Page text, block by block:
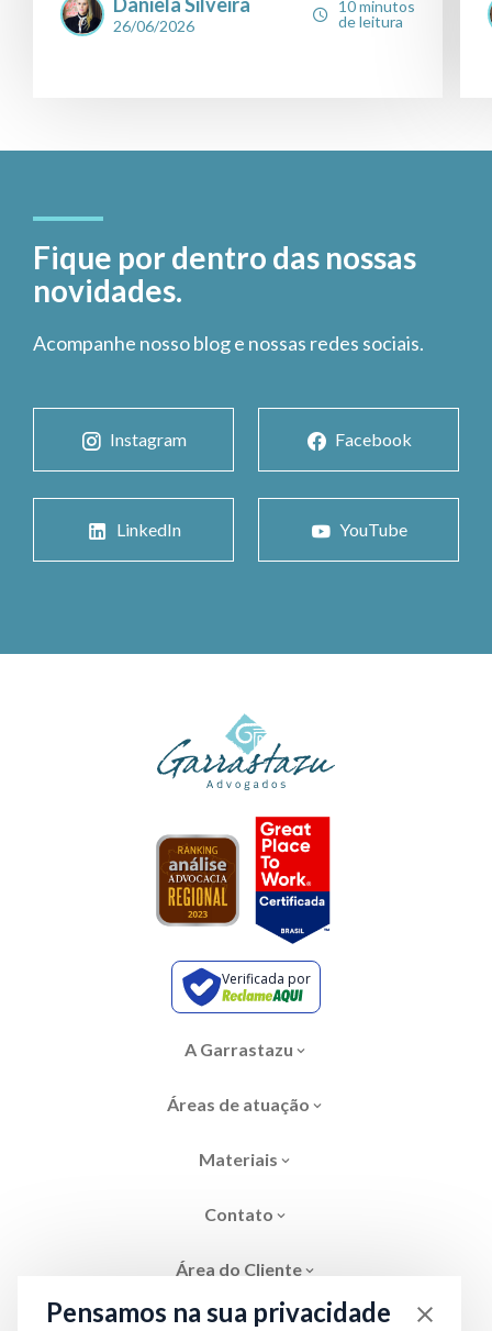
26/06/2026
10 minutos
de leitura
Fique por dentro das nossas
novidades.
Acompanhe nosso blog e nossas redes sociais.
Instagram Facebook
LinkedIn YouTube
Verificada por
A Garrastazu
Áreas de atuação
Materiais
Contato
Área do Cliente
Pensamos na sua privacidade